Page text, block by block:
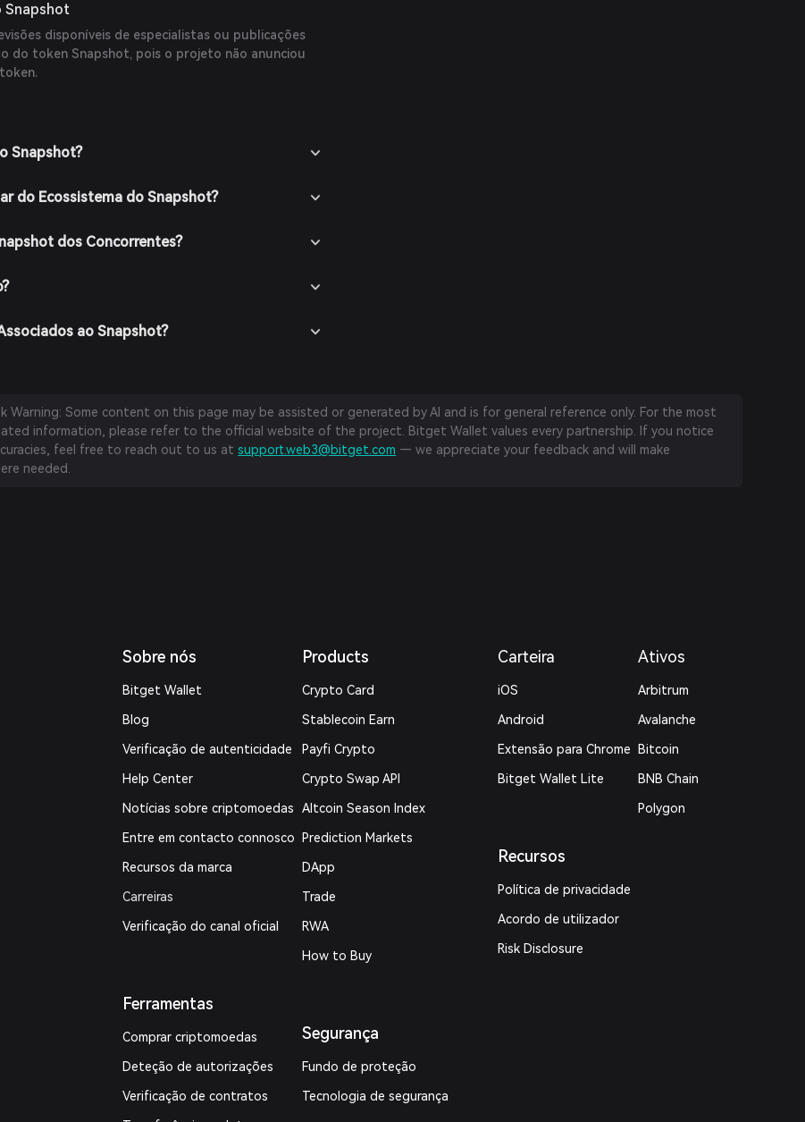
Snapshot
disponíveis de especialistas ou publicações
do token Snapshot, pois o projeto não anunciou
Snapshot?
do Ecossistema do Snapshot?
dos Concorrentes?
ao Snapshot?
Warning: Some content on this page may be assisted or generated by AI and is for general reference only. For the most
information, please refer to the official website of the project. Bitget Wallet values every partnership. If you notice
feel free to reach out to us atsupport.web3@bitget.com — we appreciate your feedback and will make
needed.
Sobre nós
Bitget Wallet
Blog
Verificação de autenticidade
Help Center
Notícias sobre criptomoedas
Entre em contacto connosco
Recursos da marca
Carreiras
Verificação do canal oficial
Ferramentas
Comprar criptomoedas
Deteção de autorizações
Verificação de contratos
Products
Crypto Card
Stablecoin Earn
Payfi Crypto
Crypto Swap API
Altcoin Season Index
Prediction Markets
DApp
Trade
RWA
How to Buy
Segurança
Fundo de proteção
Tecnologia de segurança
Carteira
iOS
Android
Extensão para Chrome
Bitget Wallet Lite
Recursos
Política de privacidade
Acordo de utilizador
Risk Disclosure
Ativos
Arbitrum
Avalanche
Bitcoin
BNB Chain
Polygon